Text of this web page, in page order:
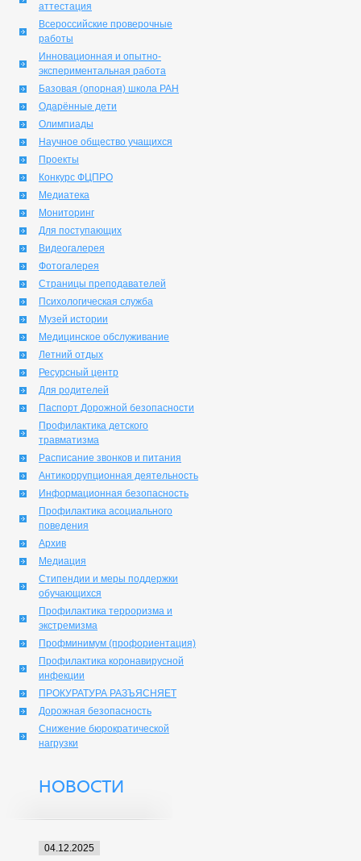
аттестация
Всероссийские проверочные
работы
Инновационная и опытно-
экспериментальная работа
Базовая (опорная) школа РАН
Одарённые дети
Олимпиады
Научное общество учащихся
Проекты
Конкурс ФЦПРО
Медиатека
Мониторинг
Для поступающих
Видеогалерея
Фотогалерея
Страницы преподавателей
Психологическая служба
Музей истории
Медицинское обслуживание
Летний отдых
Ресурсный центр
Для родителей
Паспорт Дорожной безопасности
Профилактика детского
травматизма
Расписание звонков и питания
Антикоррупционная деятельность
Информационная безопасность
Профилактика асоциального
поведения
Архив
Медиация
Стипендии и меры поддержки
обучающихся
Профилактика терроризма и
экстремизма
Профминимум (профориентация)
Профилактика коронавирусной
инфекции
ПРОКУРАТУРА РАЗЪЯСНЯЕТ
Дорожная безопасность
Снижение бюрократической
нагрузки
НОВОСТИ
04.12.2025